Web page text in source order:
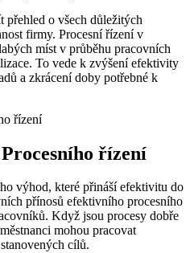
přehled o všech důležitých
firmy. Procesní řízení v
míst v průběhu pracovních
To vede k zvýšení efektivity
a zkrácení doby potřebné k
řízení
výhod, které přináší efektivitu do
přínosů efektivního procesního
Když jsou procesy dobře
mohou pracovat
cílů.